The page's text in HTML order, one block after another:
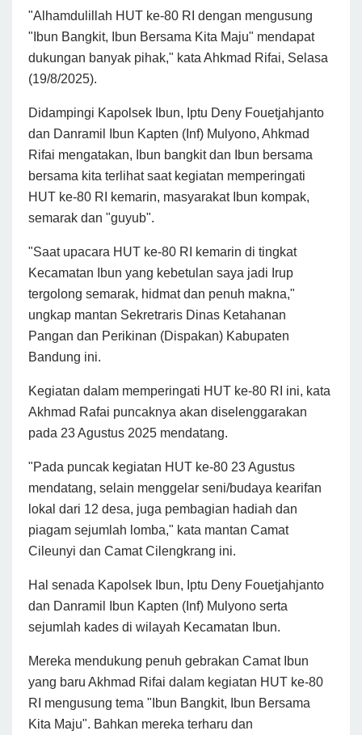
"Alhamdulillah HUT ke-80 RI dengan mengusung
"Ibun Bangkit, Ibun Bersama Kita Maju" mendapat
dukungan banyak pihak," kata Ahkmad Rifai, Selasa
(19/8/2025).
Didampingi Kapolsek Ibun, Iptu Deny Fouetjahjanto
dan Danramil Ibun Kapten (Inf) Mulyono, Ahkmad
Rifai mengatakan, Ibun bangkit dan Ibun bersama
bersama kita terlihat saat kegiatan memperingati
HUT ke-80 RI kemarin, masyarakat Ibun kompak,
semarak dan "guyub".
"Saat upacara HUT ke-80 RI kemarin di tingkat
Kecamatan Ibun yang kebetulan saya jadi Irup
tergolong semarak, hidmat dan penuh makna,"
ungkap mantan Sekretraris Dinas Ketahanan
Pangan dan Perikinan (Dispakan) Kabupaten
Bandung ini.
Kegiatan dalam memperingati HUT ke-80 RI ini, kata
Akhmad Rafai puncaknya akan diselenggarakan
pada 23 Agustus 2025 mendatang.
"Pada puncak kegiatan HUT ke-80 23 Agustus
mendatang, selain menggelar seni/budaya kearifan
lokal dari 12 desa, juga pembagian hadiah dan
piagam sejumlah lomba," kata mantan Camat
Cileunyi dan Camat Cilengkrang ini.
Hal senada Kapolsek Ibun, Iptu Deny Fouetjahjanto
dan Danramil Ibun Kapten (Inf) Mulyono serta
sejumlah kades di wilayah Kecamatan Ibun.
Mereka mendukung penuh gebrakan Camat Ibun
yang baru Akhmad Rifai dalam kegiatan HUT ke-80
RI mengusung tema "Ibun Bangkit,
Ibun Bersama
Kita Maju". Bahkan mereka terharu dan